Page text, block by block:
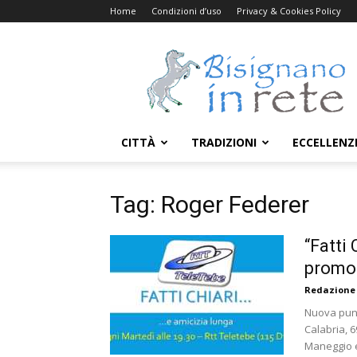
Home Condizioni d’uso Privacy & Cookies Policy
Bisignanoinrete.com
CITTÀ TRADIZIONI
Tag: Roger Federer
“Fatti
promo
Redazione
Nuova
Calabria,
Maneggio